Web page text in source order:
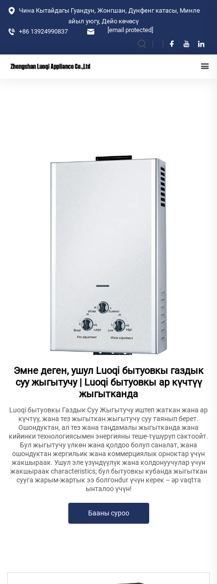
Чина Кытайдагы Гуандун, Жонгшан, Дунфенг катасы, Минле
айыл уюгу, Дейо көчөсү
+86 13924990837
[email protected]
Эмне деген, ушул Luoqi бытуовкы газдык
суу жыгытучу | Luoqi бытуовкы ар күчтүү
жыгытканда
Luoqi бытуовкы Газдык Суу Жыгытучу иштеп жаткан жана ар
күчтүү, жана тез жыгыткан жыгытучу суу таянып берет.
Ошондуктан, ал тез жана таңдамалы жыгытканда жана
кийинки технологиясымен энергияны теше-түшүрүп сактоойт.
Бул жыгытучу үлкөн жана қолдоо болуп саналат, жана
ошондуктан жергильик жана коммерциялык орноктар үчүн
жакшыраак. Ушул эле үзүндүүлүк жана колдонуучулар үчүн
жакшыраак characteristics; бул бытуовкы кубанда жыгыткан
сууга жарым-жартык ээ болгонdur үчүн керек – әр vaqtта
ынталоо үчүн!
Бааны суроо